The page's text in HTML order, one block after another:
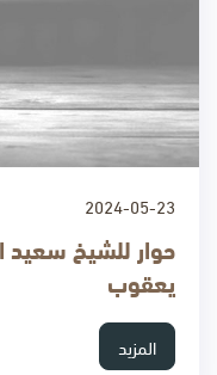
2024-05-23
حوار للشيخ سعيد
يعقوب
المزيد